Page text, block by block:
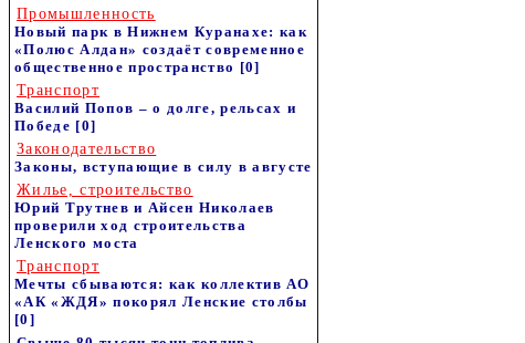
Промышленность
Новый парк в Нижнем Куранахе: как
«Полюс Алдан» создаёт современное
общественное пространство [0]
Транспорт
Василий Попов – о долге, рельсах и
Победе [0]
Законодательство
Законы, вступающие в силу в августе
Жилье, строительство
Юрий Трутнев и Айсен Николаев
проверили ход строительства
Ленского моста
Транспорт
Мечты сбываются: как коллектив АО
«АК «ЖДЯ» покорял Ленские столбы
[0]